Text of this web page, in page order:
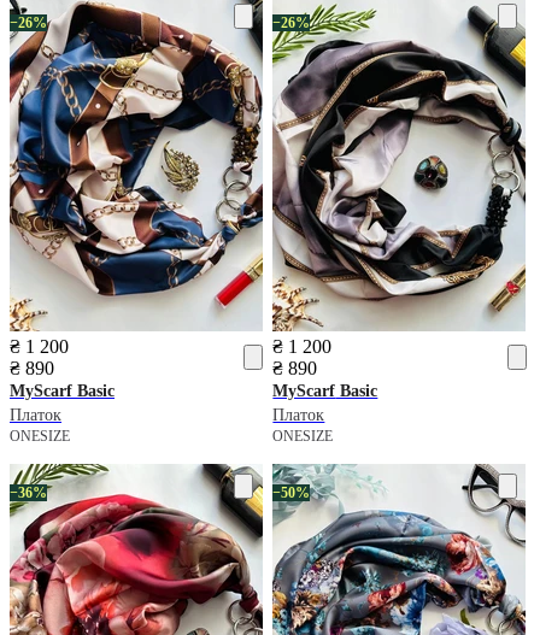
−26%
₴ 1 200
₴ 890
MyScarf Basic
Платок
ONESIZE
−26%
₴ 1 200
₴ 890
MyScarf Basic
Платок
ONESIZE
−36% −50%